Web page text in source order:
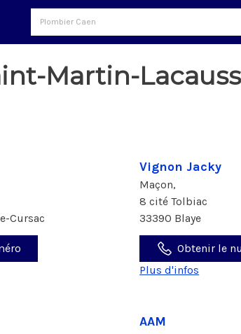
Martin-
Cursac
Vignon Jacky
Maçon,
8 cité Tolbiac
33390 Blaye
Obtenir le
Plus d'infos
AAM